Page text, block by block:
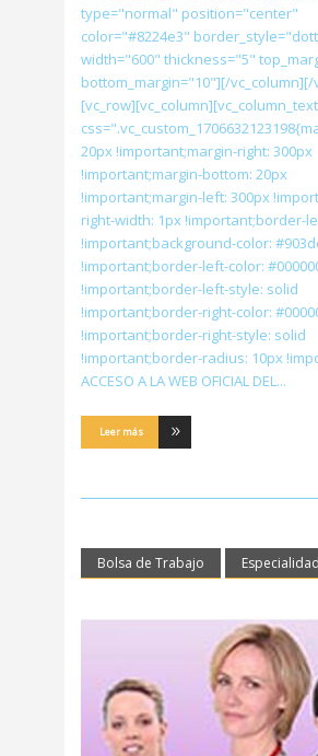
type="normal" position="center"
color="#8224e3"
width="600" thickness="5"
bottom_margin="10"][/vc_column][/
[vc_row][vc_column][vc_column_text
20px !important;margin-right: 300px
!important;margin-bottom: 20px
!important;margin-left: 300px
right-width: 1px !important;border-
!important;background-color:
!important;border-left-color:
!important;border-left-style: solid
!important;border-right-color:
!important;border-right-style: solid
!important;border-radius: 10px
ACCESO A LA WEB OFICIAL DEL
Leer más
Bolsa de Trabajo